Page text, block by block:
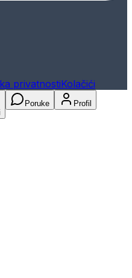
privatnostiKolačići
Poruke Profil